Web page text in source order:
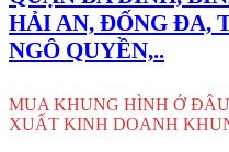
HẢI AN, ĐỐNG ĐA,
NGÔ QUYỀN,..
MUA KHUNG HÌNH Ở
XUẤT KINH DOANH